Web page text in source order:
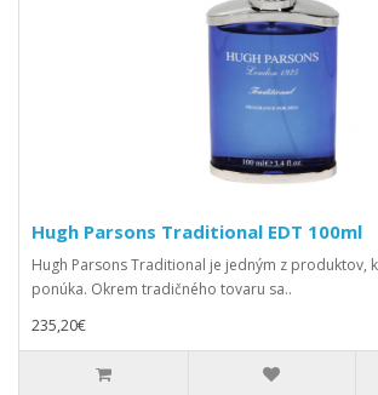
Hugh Parsons Traditional EDT 100ml
Hugh Parsons Traditional je jedným z produktov,
ponúka. Okrem tradičného tovaru sa..
235,20€